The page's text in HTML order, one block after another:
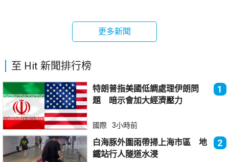
更多新聞
至 Hit 新聞排行榜
特朗普指美國低調處理伊朗問
題 暗示會加大經濟壓力
1
國際 3小時前
白海豚外圍雨帶掃上海市區 地
鐵站行人隧道水浸
2